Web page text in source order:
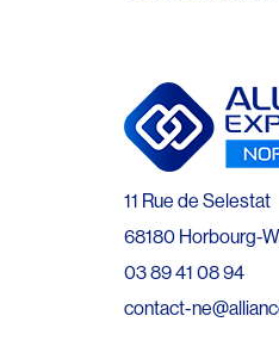
11 Rue de Selestat
68180 Horbourg-
03 89 41 08 94
contact-